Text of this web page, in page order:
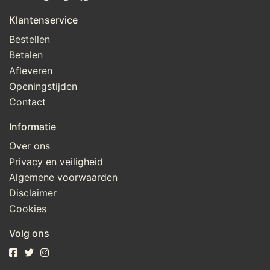
tijm]), geconcentreerde tomatenpuree, MELKeiwit,
voedingszuur: E326; antioxidanten: E301, E331;
conserveermiddelen: E250, E262; specerijenextracten,
rook), sjalotten, uiensapconcentraat,
verdikkingsmiddelen: E410, E412; conserveermiddel:
E202; dextrose, gistextract, zwarte peperextract,
Klantenservice
Bestellen
Betalen
Afleveren
Openingstijden
Contact
Informatie
Over ons
Privacy en veiligheid
Algemene voorwaarden
Disclaimer
Cookies
Volg ons